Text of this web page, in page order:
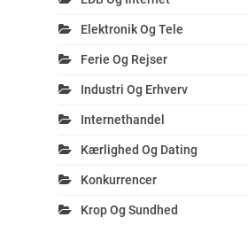
Elektronik Og Tele
Ferie Og Rejser
Industri Og Erhverv
Internethandel
Kærlighed Og Dating
Konkurrencer
Krop Og Sundhed